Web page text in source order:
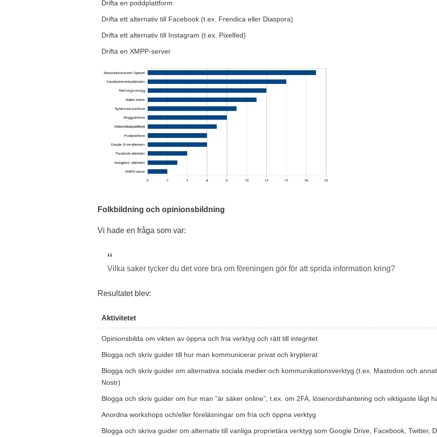
Drifta en poddplattform
Drifta ett alternativ till Facebook (t.ex. Frendica eller Diaspora)
Drifta ett alternativ till Instagram (t.ex. Pixelfed)
Drifta en XMPP-server
Folkbildning och opinionsbildning
Vi hade en fråga som var:
Vilka saker tycker du det vore bra om föreningen gör för att sprida information kring?
Resultatet blev:
Aktivitetet
Opinionsbilda om vikten av öppna och fria verktyg och rätt till integritet
Blogga och skriv guider till hur man kommunicerar privat och krypterat
Blogga och skriv guider om alternativa sociala medier och kommunikationsverktyg (t.ex. Mastodon och
Nostr)
Blogga och skriv guider om hur man “är säker online”, t.ex. om 2FA, lösenordshantering och viktigaste lågt
Anordna workshops och/eller föreläsningar om fria och öppna verktyg
Blogga och skriva guider om alternativ till vanliga proprietära verktyg som Google Drive, Facebook, Twitter,